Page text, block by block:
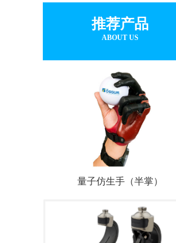
推荐产品
ABOUT US
量子仿生手（半掌）